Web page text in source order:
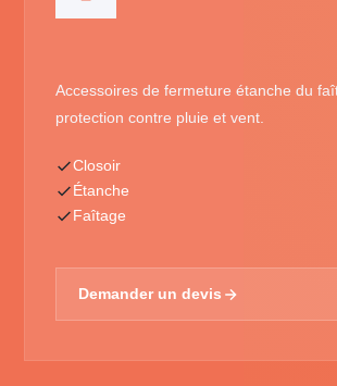
Accessoires de fermeture étanche du
protection contre pluie et vent.
Closoir
Étanche
Faîtage
Demander un devis